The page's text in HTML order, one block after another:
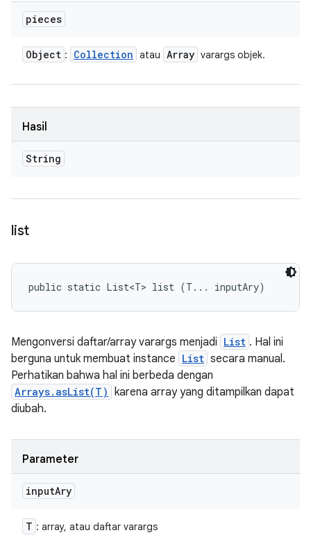
pieces
Object : Collection atau Array varargs objek.
Hasil
String
list
public static List<T> list (T... inputAry)
Mengonversi daftar/array varargs menjadi List . Hal ini
berguna untuk membuat instance List secara manual.
Perhatikan bahwa hal ini berbeda dengan
Arrays.asList(T) karena array yang ditampilkan dapat
diubah.
Parameter
inputAry
T : array, atau daftar varargs